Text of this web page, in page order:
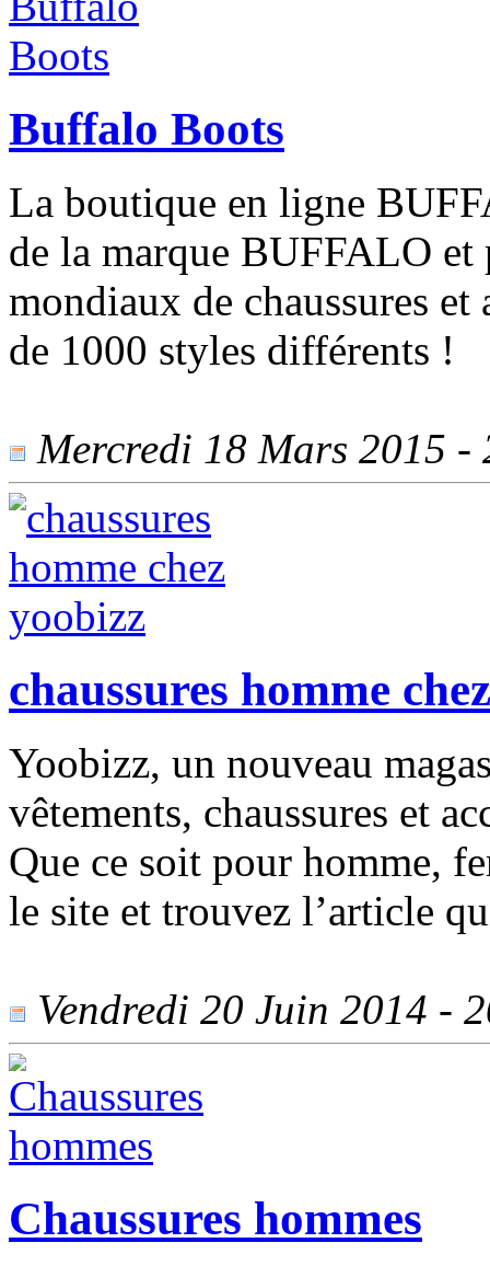
Buffalo Boots
La boutique en ligne
de la marque BUFFALO
mondiaux de chaussures
de 1000 styles différents !
Mercredi 18 Mars 2015 -
chaussures homme
Yoobizz, un nouveau
vêtements, chaussures et
Que ce soit pour homme,
le site et trouvez l’article
Vendredi 20 Juin 2014 -
Chaussures hommes